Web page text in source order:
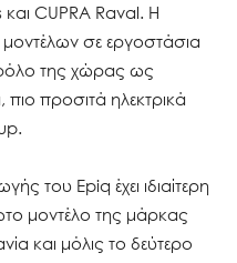
CUPRA Raval. Η
σε εργοστάσια
ρόλο της χώρας ως
προσιτά ηλεκτρικά
του Epiq έχει ιδιαίτερη
μοντέλο της μάρκας
και μόλις το δεύτερο